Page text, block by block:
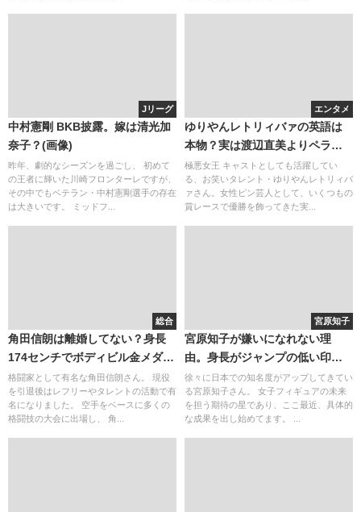
Jリーグ
中村憲剛 BKB披露。嫁は清光加
奈子？(画像)
昨年、劇的なシーズンを過ごし、 初めて
の王者に輝いた川崎フロンターレですが、
その中でもベテラン・中村憲剛選手の存在
は大きいです。 ミッドフ...
エンタメ
ゆりやんレトリィバァの英語は
本物？実は渡辺直美よりペラペ
ラだった
極悪女王 キャストとしても活躍してい
る、お笑いタレント・ゆりやんレトリィバ
ァさん。女性ピン芸人として、いくつもの
賞レースで優勝を飾ってきた実...
総合
角田信朗は離婚してない？身長
174センチでボディビル金メダル
（優勝）！
格闘家として有名な角田信朗さん。 現役
を引退後はレフリーやタレントの活動で有
名になりました。 空手をベースに多くの
格闘技の大会に出場し、 角...
宮原知子
宮原知子が嫌いになれない理
由。身長がジャンプの低い印象
に？華がないわけではない！
徐々に日本での知名度がアップしてきてい
る宮原知子さん。 女子フィギュアの未来
を担う期待の星であり、ここ最近、具体的
な成果を出し始めてます。 ...